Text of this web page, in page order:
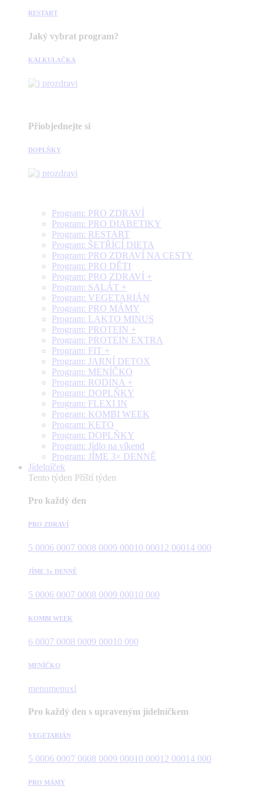
RESTART
Jaký vybrat program?
KALKULAČKA
Přiobjednejte si
DOPLŇKY
Program: PRO ZDRAVÍ
Program: PRO DIABETIKY
Program: RESTART
Program: ŠETŘÍCÍ DIETA
Program: PRO ZDRAVÍ NA CESTY
Program: PRO DĚTI
Program: PRO ZDRAVÍ +
Program: SALÁT +
Program: VEGETARIÁN
Program: PRO MÁMY
Program: LAKTO MINUS
Program: PROTEIN +
Program: PROTEIN EXTRA
Program: FIT +
Program: JARNÍ DETOX
Program: MENÍČKO
Program: RODINA +
Program: DOPLŇKY
Program: FLEXI IN
Program: KOMBI WEEK
Program: KETO
Program: DOPLŇKY
Program: Jídlo na víkend
Program: JÍME 3× DENNĚ
Jídelníček
Tento týden Příští týden
Pro každý den
PRO ZDRAVÍ
5 0006 0007 0008 0009 00010 00012 00014 000
JÍME 3x DENNĚ
5 0006 0007 0008 0009 00010 000
KOMBI WEEK
6 0007 0008 0009 00010 000
MENÍČKO
menumenuxl
Pro každý den s upraveným jídelníčkem
VEGETARIÁN
5 0006 0007 0008 0009 00010 00012 00014 000
PRO MÁMY